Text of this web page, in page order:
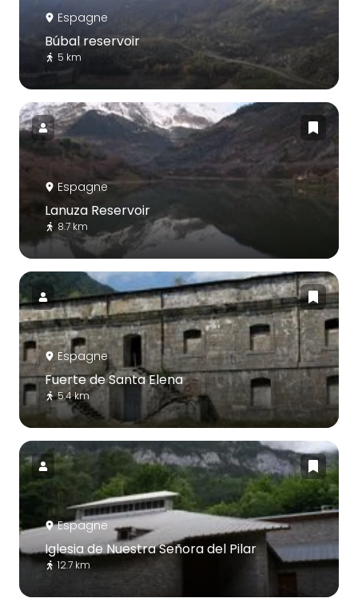
Espagne
Búbal reservoir
5 km
Espagne
Lanuza Reservoir
8.7 km
Espagne
Fuerte de Santa Elena
5.4 km
Espagne
Iglesia de Nuestra Señora del Pilar
12.7 km